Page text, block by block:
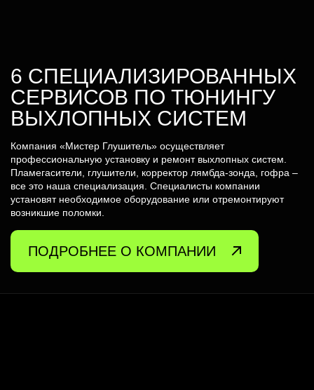
6 СПЕЦИАЛИЗИРОВАННЫХ
СЕРВИСОВ ПО ТЮНИНГУ
ВЫХЛОПНЫХ СИСТЕМ
Компания «Мистер Глушитель» осуществляет
профессиональную установку и ремонт выхлопных систем.
Пламегасители, глушители, корректор лямбда-зонда, гофра –
все это наша специализация. Специалисты компании
установят необходимое оборудование или отремонтируют
возникшие поломки.
ПОДРОБНЕЕ О КОМПАНИИ